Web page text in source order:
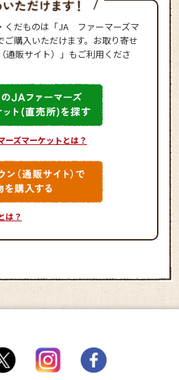
くだものは「JA ファーマーズマ
ご購入いただけます。お取り寄せ
販サイト）」もご利用くださ
ーズマーケットとは？
は？